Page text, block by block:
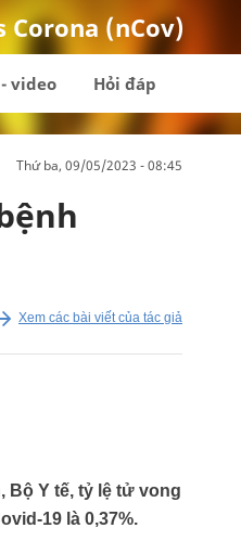
(nCov)
video Hỏi đáp
thứ ba, 09/05/2023 - 08:45
Xem các bài viết của tác giả
Bộ Y tế, tỷ lệ tử vong
19 là 0,37%.